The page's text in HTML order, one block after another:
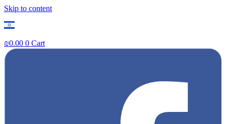
Skip to content
₪0.00 0 Cart